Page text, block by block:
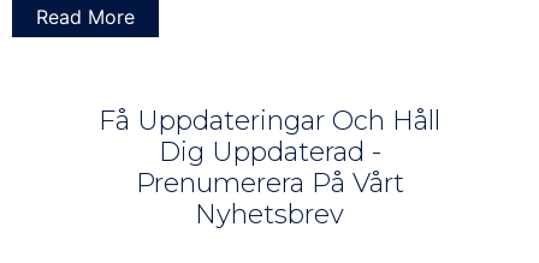
Read More
Få Uppdateringar Och Håll
Dig Uppdaterad -
Prenumerera På Vårt
Nyhetsbrev